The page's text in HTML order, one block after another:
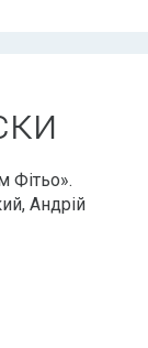
Фітьо».
Андрій